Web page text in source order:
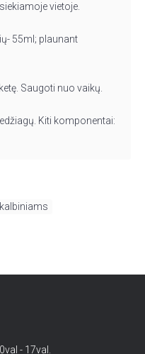
vietoje.
55ml; plaunant
Saugoti nuo vaikų.
Kiti komponentai:
- 17val.